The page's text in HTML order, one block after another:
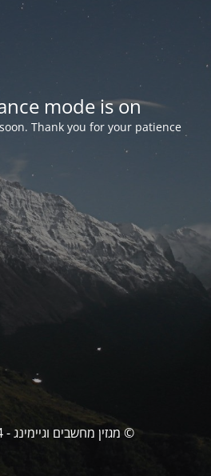
mode is on
Thank you for your patience!
© מגזין מחשבים וגיימינג - PCPlus 2024